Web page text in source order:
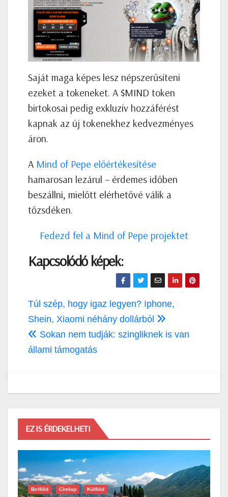
Saját maga képes lesz népszerűsíteni
ezeket a tokeneket. A $MIND token
birtokosai pedig exkluzív hozzáférést
kapnak az új tokenekhez kedvezményes
áron.
A Mind of Pepe előértékesítése
hamarosan lezárul – érdemes időben
beszállni, mielőtt elérhetővé válik a
tőzsdéken.
Fedezd fel a Mind of Pepe projektet
Kapcsolódó képek:
Bejegyzés
navigáció
Túl szép, hogy igaz legyen? Iphone,
Shein, Xiaomi néhány dollárból
Sokan nem tudják: szingliknek is van
állami támogatás
EZ IS ÉRDEKELHETI
Belföld Címlap Külföld